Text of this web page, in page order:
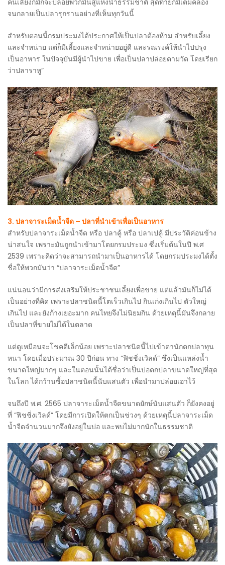
จนกลายเป็นปลารุกรานอย่างที่เห็นทุกวันนี้
สำหรับตอนนี้กรมประมงได้ประกาศให้เป็นปลาต้องห้าม สำหรับเลี้ยง
และจำหน่าย แต่ก็มีเลี้ยงและจำหน่ายอยู่ดี และรณรงค์ให้นำไปปรุง
เป็นอาหาร ในปัจจุบันมีผู้นำไปขาย เพื่อเป็นปลาปล่อยตามวัด โดยเรียก
ว่าปลาราหู”
3. ปลาจาระเม็ดน้ำจืด – ปลาที่นำเข้าเพื่อเป็นอาหาร
สำหรับปลาจาระเม็ดน้ำจืด หรือ ปลาคู้ หรือ ปลาเปคู้ มีประวัติค่อนข้าง
น่าสนใจ เพราะมันถูกนำเข้ามาโดยกรมประมง ซึ่งเริ่มต้นในปี พ.ศ
2539 เพราะคิดว่าจะสามารถนำมาเป็นอาหารได้ โดยกรมประมงได้ตั้ง
ชื่อให้พวกมันว่า “ปลาจาระเม็ดน้ำจืด”
แน่นอนว่ามีการส่งเสริมให้ประชาชนเลี้ยงเพื่อขาย แต่แล้วมันก็ไม่ได้
เป็นอย่างที่คิด เพราะปลาชนิดนี้โตเร็วเกินไป กินเก่งเกินไป ตัวใหญ่
เกินไป และยังก้างเยอะมาก คนไทยจึงไม่นิยมกิน ด้วยเหตุนี้มันจึงกลาย
เป็นปลาที่ขายไม่ได้ในตลาด
แต่ดูเหมือนจะโชคดีเล็กน้อย เพราะปลาชนิดนี้ไปเข้าตานักตกปลาทุน
หนา โดยเมื่อประมาณ 30 ปีก่อน ทาง “ฟิชชิ่งเวิลด์” ซึ่งเป็นแหล่งน้ำ
ขนาดใหญ่มากๆ และในตอนนั้นได้ชื่อว่าเป็นบ่อตกปลาขนาดใหญ่ที่สุด
ในโลก ได้กว้านซื้อปลาชนิดนี้นับแสนตัว เพื่อนำมาปล่อยเอาไว้
จนถึงปี พ.ศ. 2565 ปลาจาระเม็ดน้ำจืดขนาดยักษ์นับแสนตัว ก็ยังคงอยู่
ที่ “ฟิชชิ่งเวิลด์” โดยมีการเปิดให้ตกเป็นช่วงๆ ด้วยเหตุนี้ปลาจาระเม็ด
น้ำจืดจำนวนมากจึงยังอยู่ในบ่อ และพบไม่มากนักในธรรมชาติ